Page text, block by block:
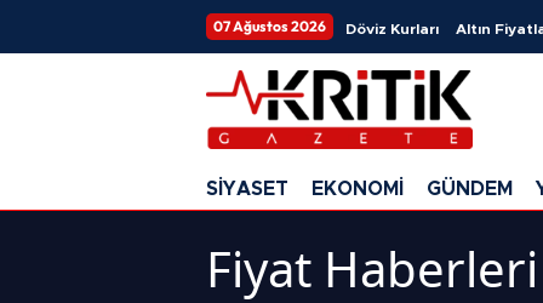
07 Ağustos 2026 Döviz Kurları Altın
SİYASET EKONOMİ GÜNDEM
Fiyat Haberleri